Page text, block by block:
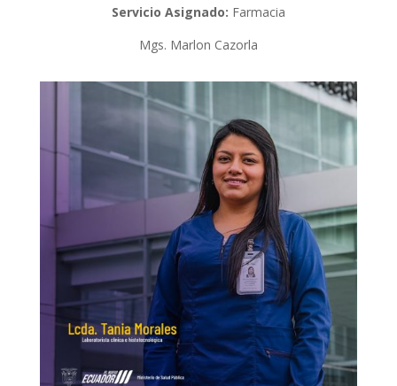
Servicio Asignado: Farmacia
Mgs. Marlon Cazorla